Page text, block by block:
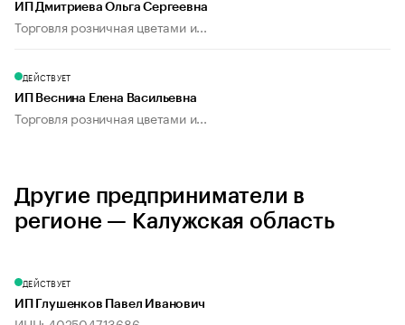
ИП Дмитриева Ольга Сергеевна
Торговля розничная цветами и...
ДЕЙСТВУЕТ
ИП Веснина Елена Васильевна
Торговля розничная цветами и...
Другие предприниматели в
регионе — Калужская область
ДЕЙСТВУЕТ
ИП Глушенков Павел Иванович